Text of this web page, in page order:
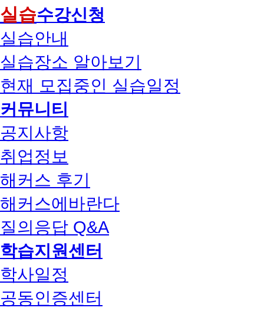
실습수강신청
실습안내
실습장소 알아보기
현재 모집중인 실습일정
커뮤니티
공지사항
취업정보
해커스 후기
해커스에바란다
질의응답 Q&A
학습지원센터
학사일정
공동인증센터